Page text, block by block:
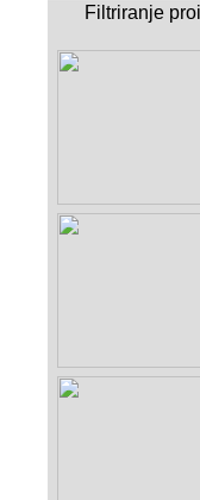
Filtriranje